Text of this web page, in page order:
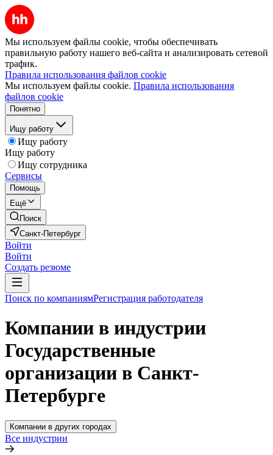
Мы используем файлы cookie, чтобы обеспечивать
правильную работу нашего веб-сайта и анализировать сетевой
трафик.
Правила использования файлов cookie
Мы используем файлы cookie. Правила использования
файлов cookie
Понятно
Ищу работу
Ищу работу
Ищу работу
Ищу сотрудника
Сервисы
Помощь
Ещё
Поиск
Санкт-Петербург
Войти
Войти
Создать резюме
Поиск по компаниямРегистрация работодателя
Компании в индустрии
Государственные
организации в Санкт-
Петербурге
Компании в других городах
Все индустрии